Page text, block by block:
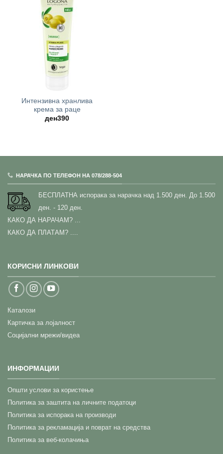
Интензивна хранлива
крема за раце
ден390
НАРАЧКА ПО ТЕЛЕФОН НА 078/288-504
БЕСПЛАТНА испорака за нарачка над 1.500 ден. До 1.500
ден. - 120 ден.
КАКО ДА НАРАЧАМ? ...
КАКО ДА ПЛАТАМ? ....
КОРИСНИ ЛИНКОВИ
Каталози
Картичка за лојалност
Социјални мрежи/видеа
ИНФОРМАЦИИ
Општи услови за користење
Политика за заштита на личните податоци
Политика за испорака на производи
Политика за рекламација и поврат на средства
Политика за веб-колачиња